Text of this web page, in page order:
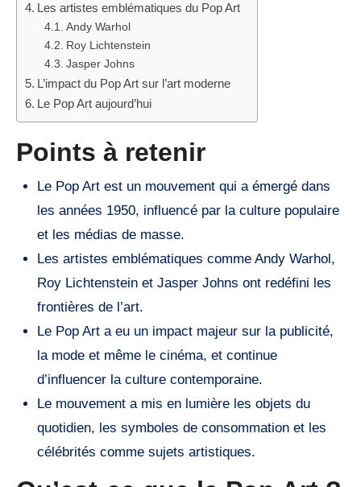
Les artistes emblématiques du Pop Art
Andy Warhol
Roy Lichtenstein
Jasper Johns
L’impact du Pop Art sur l’art moderne
Le Pop Art aujourd’hui
Points à retenir
Le Pop Art est un mouvement qui a émergé dans
les années 1950, influencé par la culture populaire
et les médias de masse.
Les artistes emblématiques comme Andy Warhol,
Roy Lichtenstein et Jasper Johns ont redéfini les
frontières de l’art.
Le Pop Art a eu un impact majeur sur la publicité,
la mode et même le cinéma, et continue
d’influencer la culture contemporaine.
Le mouvement a mis en lumière les objets du
quotidien, les symboles de consommation et les
célébrités comme sujets artistiques.